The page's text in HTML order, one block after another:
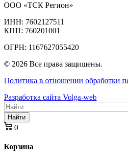
ООО «ТСК Регион»
ИНН: 7602127511
КПП: 760201001
ОГРН: 1167627055420
© 2026 Все права защищены.
Политика в отношении обработки
Разработка сайта Volga-web
Найти
0
Корзина